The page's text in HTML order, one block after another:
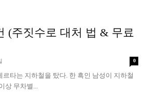
(주짓수로 대처 법 & 무료
0
타는 지하철을 탔다. 한 흑인 남성이 지하철
상 무차별...